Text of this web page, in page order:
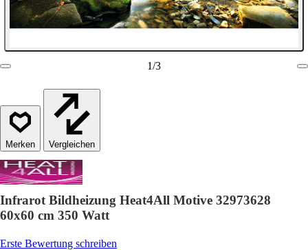
1/3
Vergleichen
Infrarot Bildheizung Heat4All Motive 32973628
60x60 cm 350 Watt
Erste Bewertung schreiben